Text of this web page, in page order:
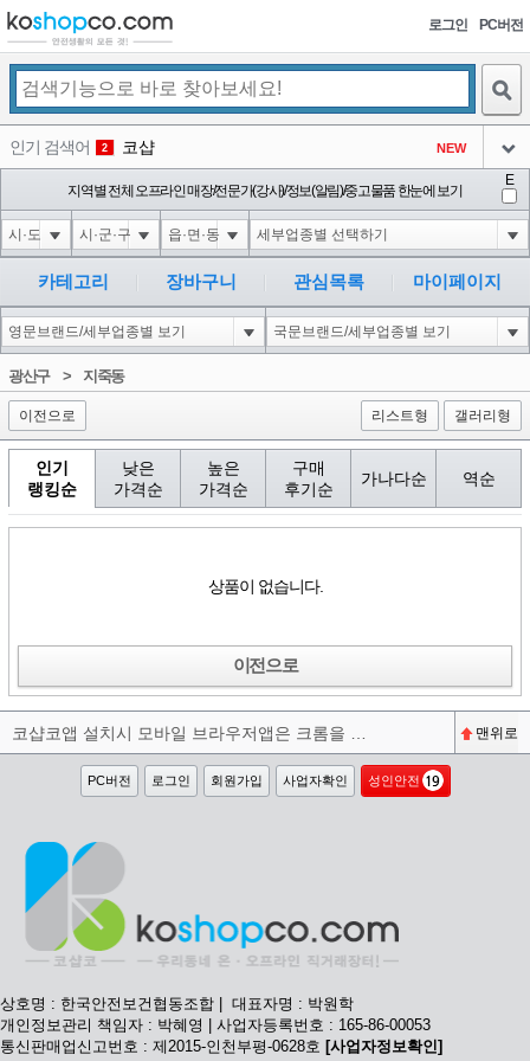
로그인 PC버전
인기 검색어 2 코샵 NEW
3 익스
아이콘
4 1'||DBMS_PIPE.RECEIVE_MESSAGE(CHR(98)||CHR(98)||CHR(98),15)||'
아이콘
5 1*DBMS_PIPE.RECEIVE_MESSAGE(CHR(99)||CHR(99)||CHR(99),15)
아이콘
1
6 1*if(now()=sysdate(),sleep(15),0)
아이콘
1
1
지역별 전체 오프라인 매장/전문가(강사)/정보(알림)/중고물품 한눈에 보기
E
카테고리 장바구니 관심목록 마이페이지
광산구> 지죽동
이전으로 리스트형 갤러리형
인기
랭킹순
낮은
가격순
높은
가격순
구매
후기순
가나다순 역순
상품이 없습니다.
이전으로
맨위로
PC버전 로그인 회원가입 사업자확인 성인안전
상호명 : 한국안전보건협동조합 | 대표자명 : 박원학
개인정보관리 책임자 : 박혜영 | 사업자등록번호 : 165-86-00053
통신판매업신고번호 : 제2015-인천부평-0628호 [사업자정보확인]